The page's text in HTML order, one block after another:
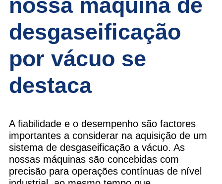
nossa máquina de
desgaseificação
por vácuo se
destaca
A fiabilidade e o desempenho são factores
importantes a considerar na aquisição de um
sistema de desgaseificação a vácuo. As
nossas máquinas são concebidas com
precisão para operações contínuas de nível